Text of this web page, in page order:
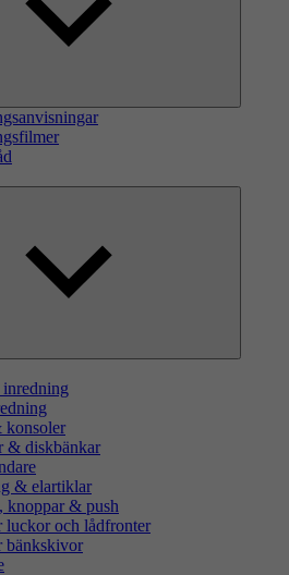
& diskbänkar
& elartiklar
knoppar & push
luckor och lådfronter
bänkskivor